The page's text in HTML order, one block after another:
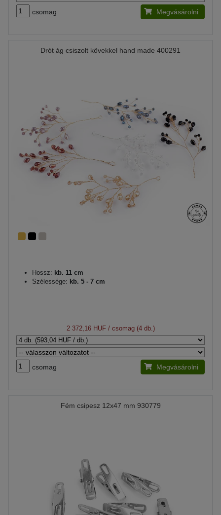
csomag Megvásárolni
Drót ág csiszolt kövekkel hand made 400291
Hossz: kb. 11 cm
Szélessége: kb. 5 - 7 cm
2 372,16 HUF/ csomag (4 db.)
csomag Megvásárolni
Fém csipesz 12x47 mm 930779